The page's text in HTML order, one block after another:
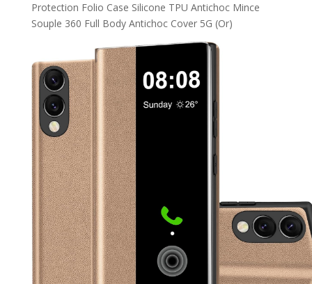
Protection Folio Case Silicone TPU Antichoc Mince
Souple 360 ​​Full Body Antichoc Cover 5G (Or)